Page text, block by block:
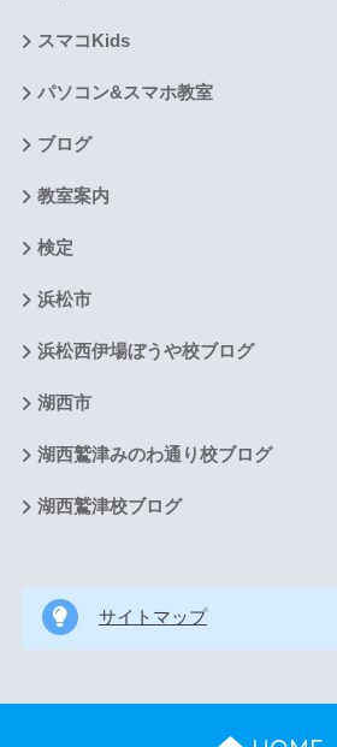
スマコKids
パソコン&スマホ教室
ブログ
教室案内
検定
浜松市
浜松西伊場ぼうや校ブログ
湖西市
湖西鷲津みのわ通り校ブログ
湖西鷲津校ブログ
サイトマップ